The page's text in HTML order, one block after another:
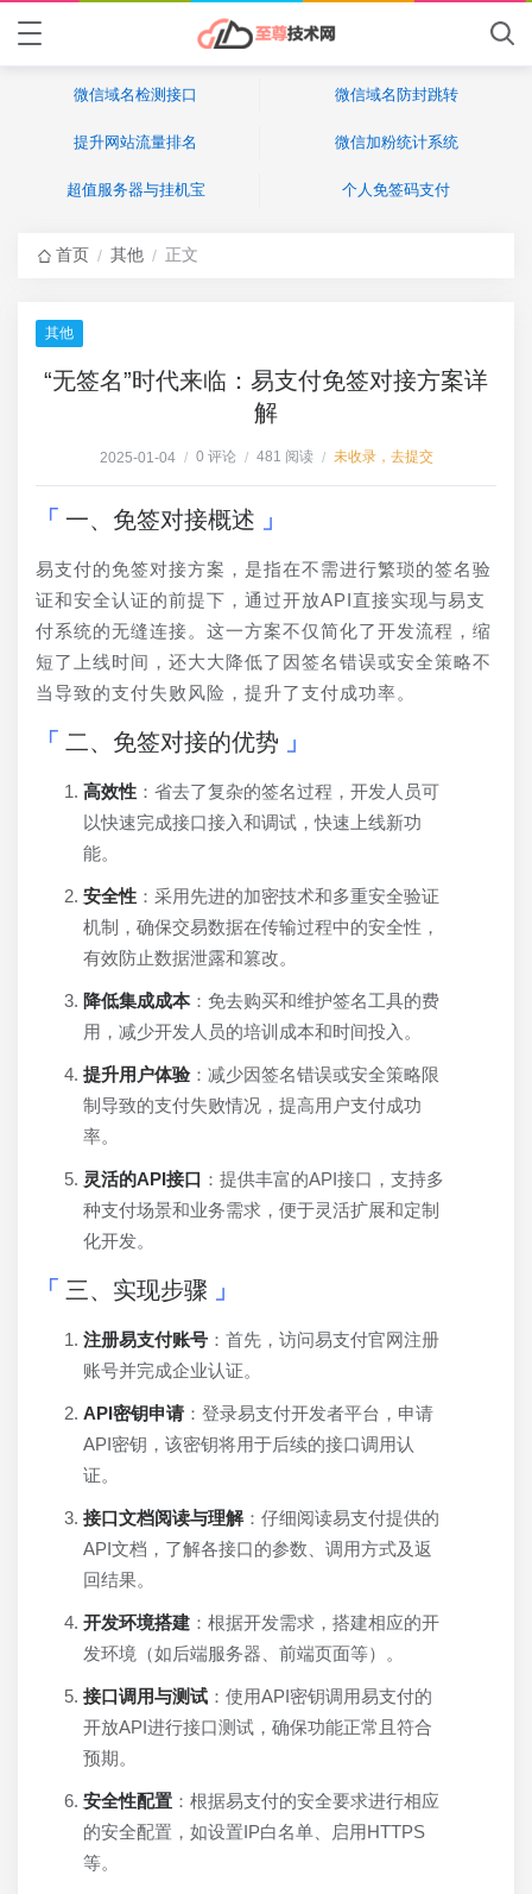
微信域名检测接口 微信域名防封跳转
提升网站流量排名 微信加粉统计系统
超值服务器与挂机宝 个人免签码支付
首页 / 其他 / 正文
其他
“无签名”时代来临：易支付免签对接方案详
解
2025-01-04 / 0 评论 / 481 阅读 / 未收录，去提交
一、免签对接概述
易支付的免签对接方案，是指在不需进行繁琐的签名验
证和安全认证的前提下，通过开放API直接实现与易支
付系统的无缝连接。这一方案不仅简化了开发流程，缩
短了上线时间，还大大降低了因签名错误或安全策略不
当导致的支付失败风险，提升了支付成功率。
二、免签对接的优势
高效性 ：省去了复杂的签名过程，开发人员可
以快速完成接口接入和调试，快速上线新功
能。
安全性 ：采用先进的加密技术和多重安全验证
机制，确保交易数据在传输过程中的安全性，
有效防止数据泄露和篡改。
降低集成成本：免去购买和维护签名工具的费
用，减少开发人员的培训成本和时间投入。
提升用户体验：减少因签名错误或安全策略限
制导致的支付失败情况，提高用户支付成功
率。
灵活的API接口 ：提供丰富的API接口，支持多
种支付场景和业务需求，便于灵活扩展和定制
化开发。
三、实现步骤
注册易支付账号 ：首先，访问易支付官网注册
账号并完成企业认证。
API密钥申请 ：登录易支付开发者平台，申请
API密钥，该密钥将用于后续的接口调用认
证。
接口文档阅读与理解：仔细阅读易支付提供的
API文档，了解各接口的参数、调用方式及返
回结果。
开发环境搭建 ：根据开发需求，搭建相应的开
发环境（如后端服务器、前端页面等）。
接口调用与测试 ：使用API密钥调用易支付的
开放API进行接口测试，确保功能正常且符合
预期。
安全性配置 ：根据易支付的安全要求进行相应
的安全配置，如设置IP白名单、启用HTTPS
等。